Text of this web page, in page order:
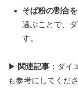
そば粉の割合
選ぶことで、
す。
▶ 関連記事 ：ダイ
も参考にしてくださ